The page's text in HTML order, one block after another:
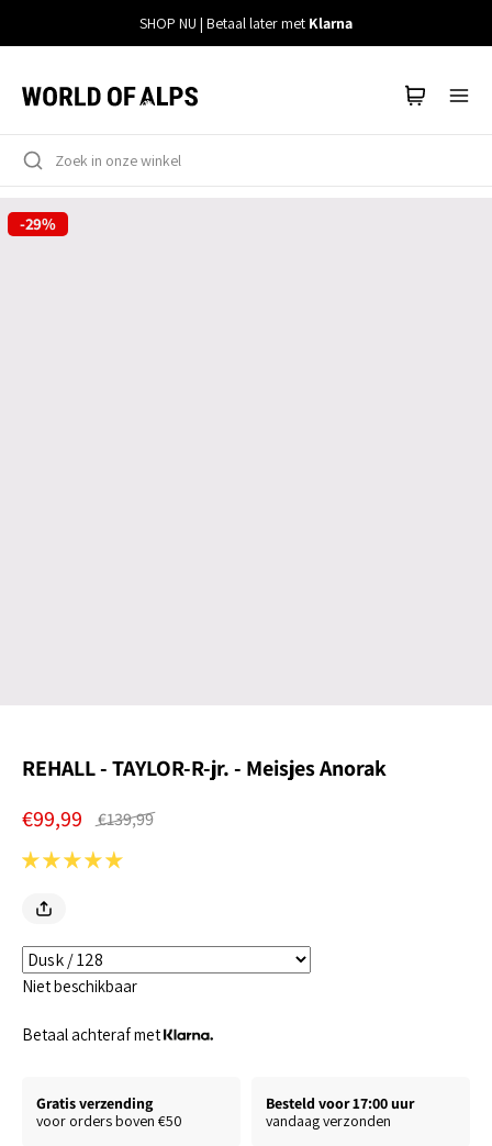
content
SHOP NU | Betaal later met Klarna
-29%
REHALL - TAYLOR-R-jr. - Meisjes Anorak
€99,99
€139,99
Niet beschikbaar
Betaal achteraf met
Gratis verzending
voor orders boven €50
Besteld voor 17:00 uur
vandaag verzonden